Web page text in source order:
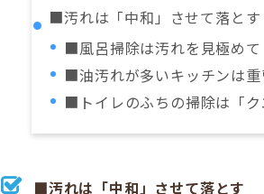
■汚れは「中和」させて落とす
■風呂掃除は汚れを見極めて
■油汚れが多いキッチンは重
■トイレのふちの掃除は「ク
■汚れは「中和」させて落とす